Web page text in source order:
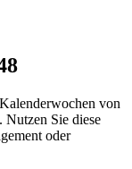
von
Nutzen Sie diese
oder